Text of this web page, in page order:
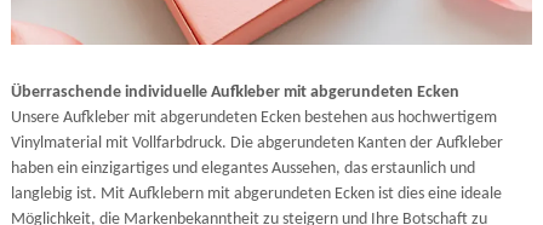
Überraschende individuelle Aufkleber mit abgerundeten Ecken
Unsere Aufkleber mit abgerundeten Ecken bestehen aus hochwertigem
Vinylmaterial mit Vollfarbdruck. Die abgerundeten Kanten der Aufkleber
haben ein einzigartiges und elegantes Aussehen, das erstaunlich und
langlebig ist. Mit Aufklebern mit abgerundeten Ecken ist dies eine ideale
Möglichkeit, die Markenbekanntheit zu steigern und Ihre Botschaft zu